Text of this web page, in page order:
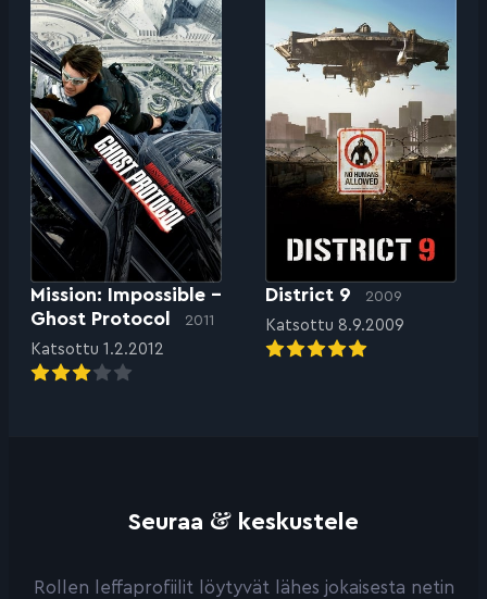
Mission: Impossible –
Ghost Protocol
2011
Katsottu 1.2.2012
District 9 2009
Katsottu 8.9.2009
Seuraa & keskustele
Rollen leffaprofiilit löytyvät lähes jokaisesta netin